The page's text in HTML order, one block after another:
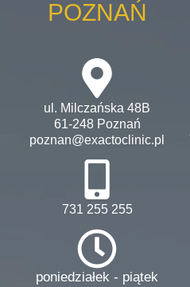
POZNAŃ
ul. Milczańska 48B
61-248 Poznań
poznan@exactoclinic.pl
731 255 255
poniedziałek - piątek